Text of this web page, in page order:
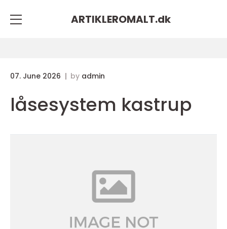
ARTIKLEROMALT.dk
07. June 2026 by admin
låsesystem kastrup